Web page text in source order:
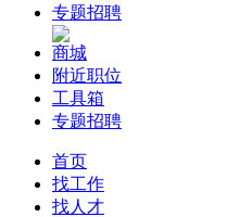
专题招聘
商城
附近职位
工具箱
专题招聘
首页
找工作
找人才